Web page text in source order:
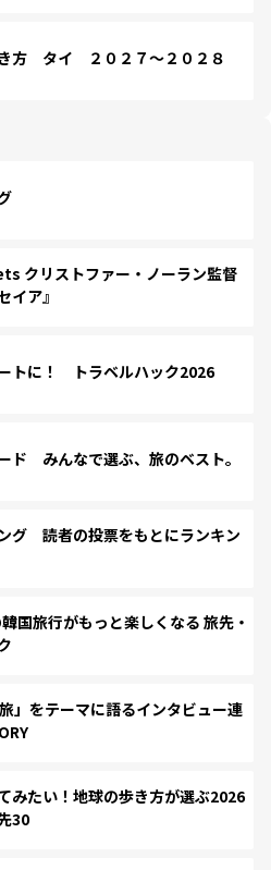
方 タイ ２０２７～２０２８
クリストファー・ノーラン監督
イア』
トに！ トラベルハック2026
ド みんなで選ぶ、旅のベスト。
グ 読者の投票をもとにランキン
旅行がもっと楽しくなる 旅先・
」をテーマに語るインタビュー連
みたい！地球の歩き方が選ぶ2026
30